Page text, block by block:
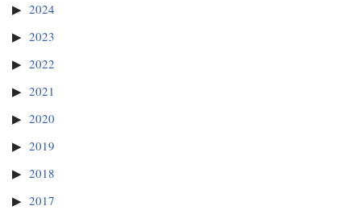
2024
2023
2022
2021
2020
2019
2018
2017